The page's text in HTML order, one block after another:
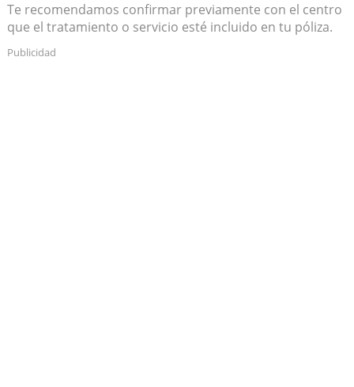
Te recomendamos confirmar previamente con el centro
que el tratamiento o servicio esté incluido en tu póliza.
Publicidad